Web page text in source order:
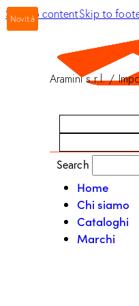
Skip to contentSkip to
Aramini s.r.l. /
Search
Home
Chi siamo
Cataloghi
Marchi
Novità